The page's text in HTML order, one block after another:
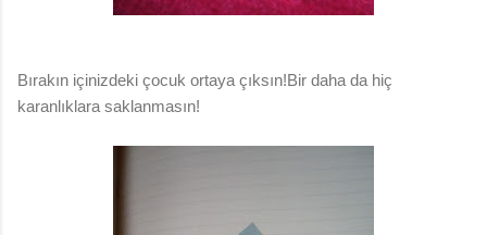
Bırakın içinizdeki çocuk ortaya çıksın!Bir daha da hiç
karanlıklara saklanmasın!